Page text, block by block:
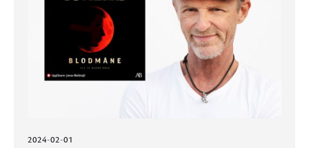
2024-02-01